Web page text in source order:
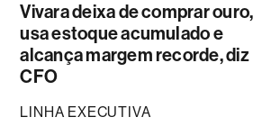
Vivara deixa de comprar ouro,
usa estoque acumulado e
alcança margem recorde, diz
CFO
LINHA EXECUTIVA